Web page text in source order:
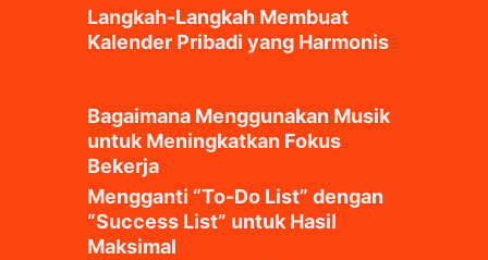
Langkah-Langkah Membuat
Kalender Pribadi yang Harmonis
Bagaimana Menggunakan Musik
untuk Meningkatkan Fokus
Bekerja
Mengganti “To-Do List” dengan
“Success List” untuk Hasil
Maksimal